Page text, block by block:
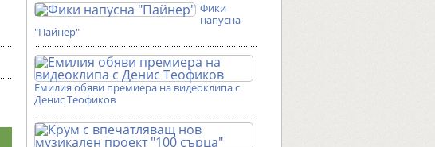
Фики
напусна
"Пайнер"
Емилия обяви премиера на видеоклипа с
Денис Теофиков